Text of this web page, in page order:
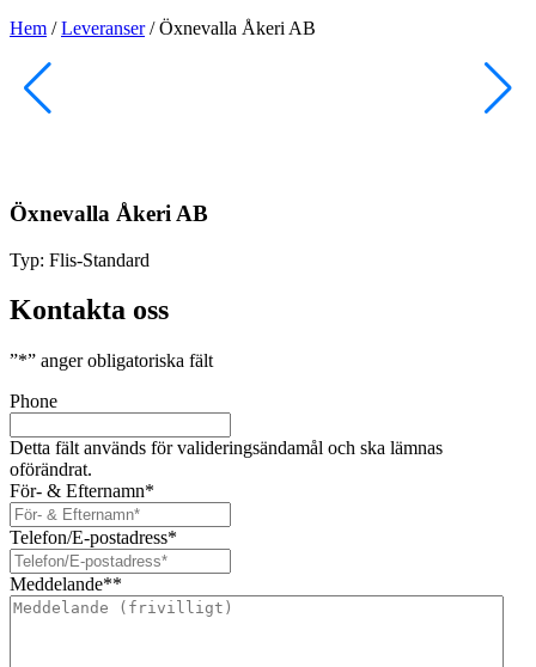
Hem /Leveranser/Öxnevalla Åkeri AB
Öxnevalla Åkeri AB
Typ: Flis-Standard
Kontakta oss
”*” anger obligatoriska fält
Phone
Detta fält används för valideringsändamål och ska lämnas
oförändrat.
För- & Efternamn*
Telefon/E-postadress*
Meddelande**